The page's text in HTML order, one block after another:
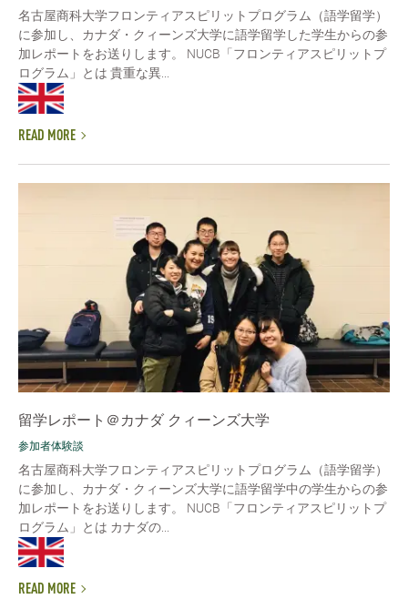
名古屋商科大学フロンティアスピリットプログラム（語学留学）
に参加し、カナダ・クィーンズ大学に語学留学した学生からの参
加レポートをお送りします。 NUCB「フロンティアスピリットプ
ログラム」とは 貴重な異...
READ MORE
留学レポート＠カナダ クィーンズ大学
参加者体験談
名古屋商科大学フロンティアスピリットプログラム（語学留学）
に参加し、カナダ・クィーンズ大学に語学留学中の学生からの参
加レポートをお送りします。 NUCB「フロンティアスピリットプ
ログラム」とは カナダの...
READ MORE